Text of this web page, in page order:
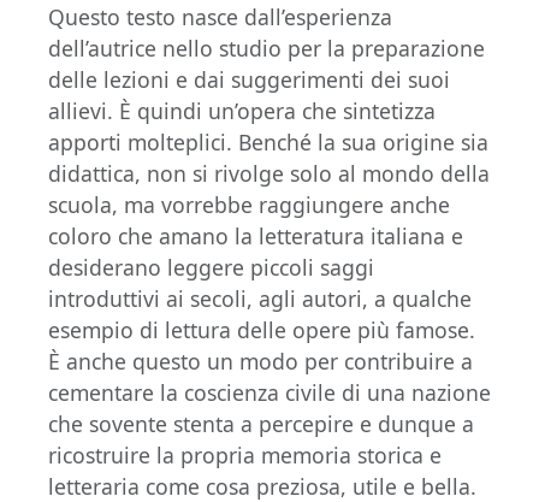
Questo testo nasce dall’esperienza
dell’autrice nello studio per la preparazione
delle lezioni e dai suggerimenti dei suoi
allievi. È quindi un’opera che sintetizza
apporti molteplici. Benché la sua origine sia
didattica, non si rivolge solo al mondo della
scuola, ma vorrebbe raggiungere anche
coloro che amano la letteratura italiana e
desiderano leggere piccoli saggi
introduttivi ai secoli, agli autori, a qualche
esempio di lettura delle opere più famose.
È anche questo un modo per contribuire a
cementare la coscienza civile di una nazione
che sovente stenta a percepire e dunque a
ricostruire la propria memoria storica e
letteraria come cosa preziosa, utile e bella.